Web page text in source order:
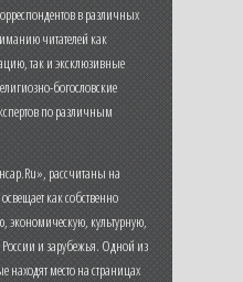
в различных
читателей как
так и эксклюзивные
богословские
по различным
рассчитаны на
как собственно
экономическую, культурную,
и зарубежья. Одной из
находят место на страницах